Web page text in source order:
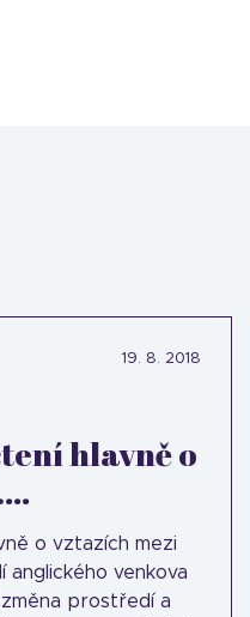
19. 8. 2018
hlavně o
o vztazích mezi
anglického venkova
změna prostředí a